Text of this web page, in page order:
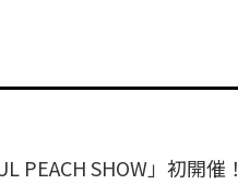
PEACH SHOW」初開催！